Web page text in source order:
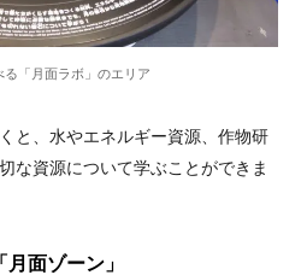
る「月面ラボ」のエリア
と、水やエネルギー資源、作物研
な資源について学ぶことができま
面ゾーン」